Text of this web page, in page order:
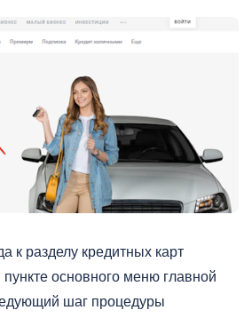
к разделу кредитных карт
основного меню главной
шаг процедуры